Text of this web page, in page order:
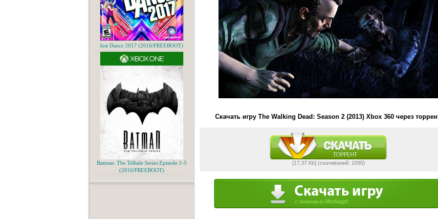
Скачать игру The Walking Dead: Season 2 (2013) Xbox 360 через
[17,37 Kb] (cкачиваний: 1090)
Just Dance 2017 (2016/FREEBOOT)
Batman: The Telltale Series Episode 1-5
(2016/FREEBOOT)